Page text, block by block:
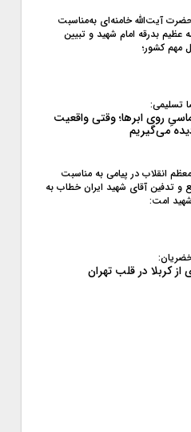
آیت‌الله خامنه‌ای به‌مناسبت
عظیم بدرقه امام شهید و تبیین
مهم کشور؛
تسلیمی:
روی ابرها؛ وقتی واقعیت
می‌گیریم
انقلاب در پیامی به‌ مناسبت
و تدفین آقای شهید ایران خطاب به
امت:
از کربلا در قلب تهران